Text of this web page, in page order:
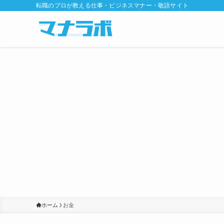
転職のプロが教える仕事・ビジネスマナー・敬語サイト
ホーム お金